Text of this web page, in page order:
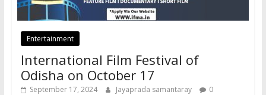
Entertainment
International Film Festival of
Odisha on October 17
September 17, 2024 Jayaprada samantaray 0